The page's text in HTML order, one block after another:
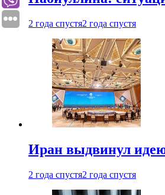
2 года спустя2 года спустя
Иран выдвинул
2 года спустя2 года спустя